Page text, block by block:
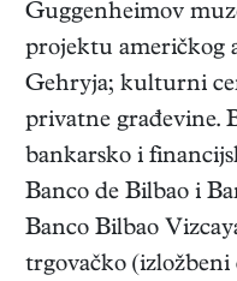
Guggenheimov
projektu američkog
Gehryja; kulturni
privatne građevine.
bankarsko i
Banco de Bilbao i
Banco Bilbao
trgovačko